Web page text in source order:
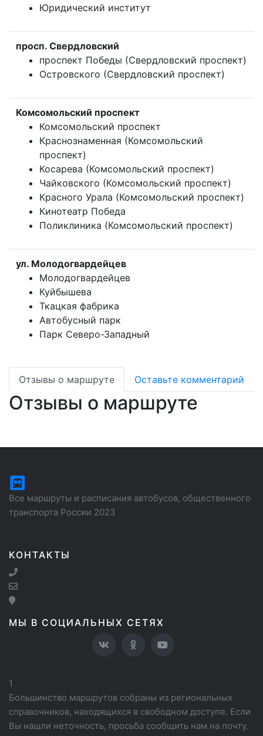
Юридический институт
просп. Свердловский
проспект Победы (Свердловский проспект)
Островского (Свердловский проспект)
Комсомольский проспект
Комсомольский проспект
Краснознаменная (Комсомольский
проспект)
Косарева (Комсомольский проспект)
Чайковского (Комсомольский проспект)
Красного Урала (Комсомольский проспект)
Кинотеатр Победа
Поликлиника (Комсомольский проспект)
ул. Молодогвардейцев
Молодогвардейцев
Куйбышева
Ткацкая фабрика
Автобусный парк
Парк Северо-Западный
Отзывы о маршруте Оставьте комментарий
Отзывы о маршруте
Все маршруты и расписания автобусов, общественного
транспорта России 2023
КОНТАКТЫ
МЫ В СОЦИАЛЬНЫХ СЕТЯХ
1
Большинство маршрутов собраны из региональных
справочников, находящихся в свободном доступе. Если
Вы нашли неточность, просьба сообщить нам на почту.